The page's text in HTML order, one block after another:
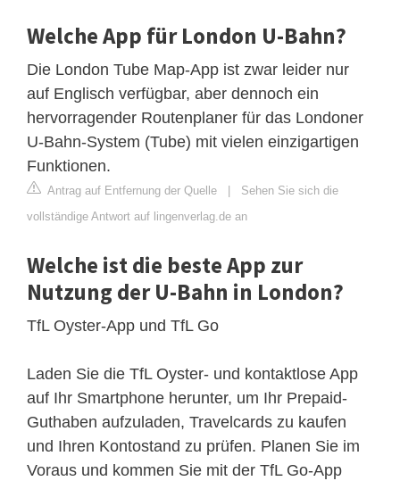
Welche App für London U-Bahn?
Die London Tube Map-App ist zwar leider nur
auf Englisch verfügbar, aber dennoch ein
hervorragender Routenplaner für das Londoner
U-Bahn-System (Tube) mit vielen einzigartigen
Funktionen.
Antrag auf Entfernung der Quelle
Sehen Sie sich die
vollständige Antwort auf lingenverlag.de an
Welche ist die beste App zur
Nutzung der U-Bahn in London?
TfL Oyster-App und TfL Go
Laden Sie die TfL Oyster- und kontaktlose App
auf Ihr Smartphone herunter, um Ihr Prepaid-
Guthaben aufzuladen, Travelcards zu kaufen
und Ihren Kontostand zu prüfen. Planen Sie im
Voraus und kommen Sie mit der TfL Go-App